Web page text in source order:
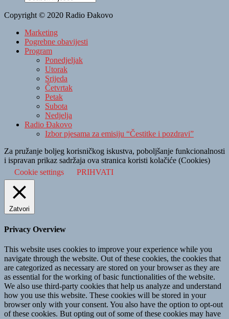
Radio
–
Arhiva
Copyright © 2020 Radio Đakovo
Marketing
Pogrebne obavijesti
Program
Ponedjeljak
Utorak
Srijeda
Četvrtak
Petak
Subota
Nedjelja
Radio Đakovo
Izbor pjesama za emisiju “Čestitke i pozdravi”
Za pružanje boljeg korisničkog iskustva, poboljšanje funkcionalnosti
i ispravan prikaz sadržaja ova stranica koristi kolačiće (Cookies)
Cookie settings
PRIHVATI
Zatvori
Privacy Overview
This website uses cookies to improve your experience while you
navigate through the website. Out of these cookies, the cookies that
are categorized as necessary are stored on your browser as they are
as essential for the working of basic functionalities of the website.
We also use third-party cookies that help us analyze and understand
how you use this website. These cookies will be stored in your
browser only with your consent. You also have the option to opt-out
of these cookies. But opting out of some of these cookies may have